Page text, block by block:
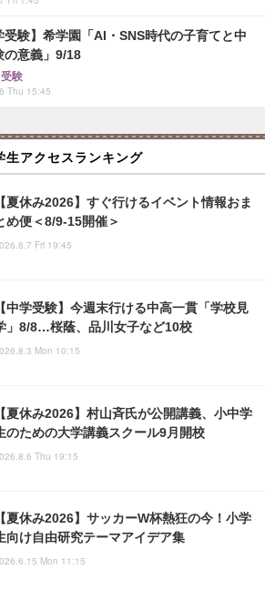
受験】希学園「AI・SNS時代の子育てと中
の意義」9/18
験
Thu 15:45
生アクセスランキング
【夏休み2026】すぐ行けるイベント情報おま
め便＜8/9-15開催＞
Fri 19:45
【中学受験】今週末行ける中高一貫「学校見
」8/8…桜蔭、品川女子など10校
Mon 10:15
【夏休み2026】村山斉氏が公開講義、小中学
のための大学講義スクール9月開校
Thu 19:15
【夏休み2026】サッカーW杯熱狂の今！小学
向け自由研究テーマアイデア集
Mon 11:15